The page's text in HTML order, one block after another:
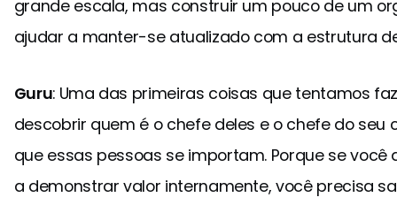
grande escala, mas construir um pouco de um
ajudar a manter-se atualizado com a estrutura
Guru: Uma das primeiras coisas que tentamos
descobrir quem é o chefe deles e o chefe do seu
que essas pessoas se importam. Porque se
a demonstrar valor internamente, você precisa